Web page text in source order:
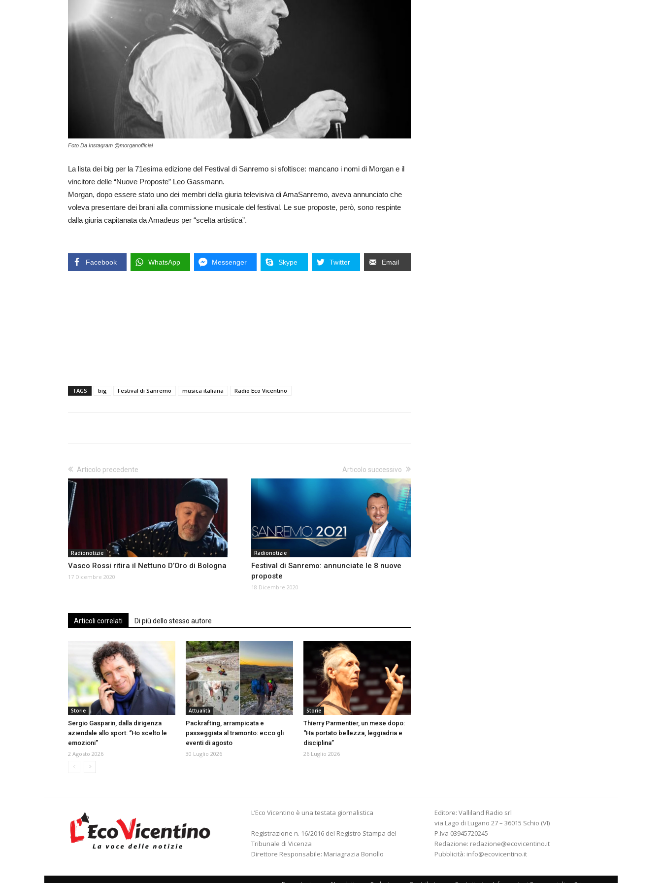
Foto Da Instagram @morganofficial
La lista dei big per la 71esima edizione del Festival di Sanremo si sfoltisce: mancano i nomi di Morgan e il
vincitore delle “Nuove Proposte” Leo Gassmann.
Morgan, dopo essere stato uno dei membri della giuria televisiva di AmaSanremo, aveva annunciato che
voleva presentare dei brani alla commissione musicale del festival. Le sue proposte, però, sono respinte
dalla giuria capitanata da Amadeus per “scelta artistica”.
Facebook WhatsApp Messenger Skype Twitter Email
TAGS big Festival di Sanremo musica italiana Radio Eco Vicentino
Articolo precedente
Radionotizie
Vasco Rossi ritira il Nettuno D’Oro di Bologna
17 Dicembre 2020
Articolo successivo
Radionotizie
Festival di Sanremo: annunciate le 8 nuove
proposte
18 Dicembre 2020
Articoli correlati Di più dello stesso autore
Storie
Sergio Gasparin, dalla dirigenza
aziendale allo sport: “Ho scelto le
emozioni”
2 Agosto 2026
Attualità
Packrafting, arrampicata e
passeggiata al tramonto: ecco gli
eventi di agosto
30 Luglio 2026
Storie
Thierry Parmentier, un mese dopo:
“Ha portato bellezza, leggiadria e
disciplina”
26 Luglio 2026
L’Eco Vicentino è una testata giornalistica
Registrazione n. 16/2016 del Registro Stampa del
Tribunale di Vicenza
Direttore Responsabile: Mariagrazia Bonollo
Editore: Valliland Radio srl
via Lago di Lugano 27 – 36015 Schio (VI)
P.Iva 03945720245
Redazione: redazione@ecovicentino.it
Pubblicità: info@ecovicentino.it